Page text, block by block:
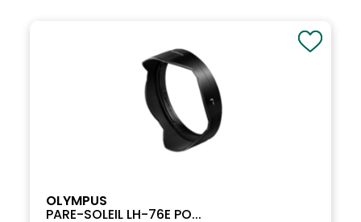
OLYMPUS
PARE-SOLEIL LH-76E PO...